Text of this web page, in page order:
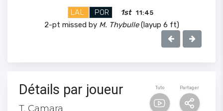
LAL POR 1st 11:45
2-pt missed by M. Thybulle(layup 6 ft)
Partager
Tuto
Détails par joueur
T. Camara
60